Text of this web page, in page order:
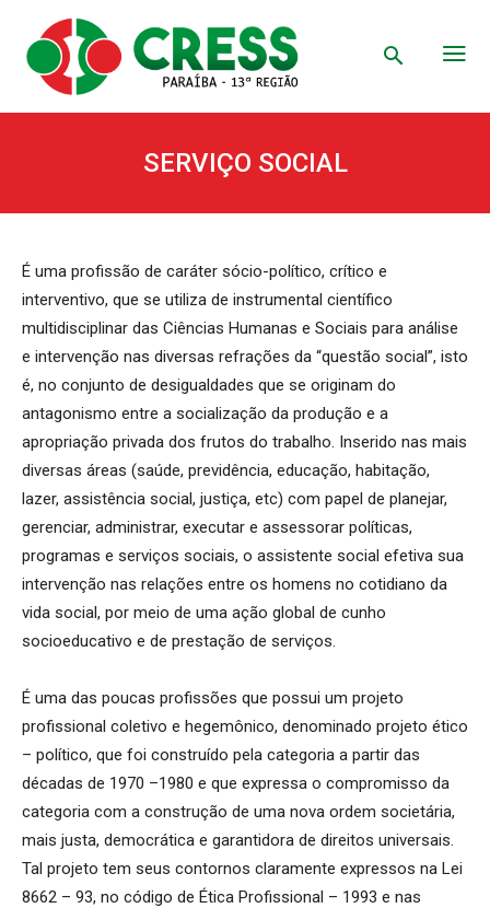
SERVIÇO SOCIAL
É uma profissão de caráter sócio-político, crítico e
interventivo, que se utiliza de instrumental científico
multidisciplinar das Ciências Humanas e Sociais para análise
e intervenção nas diversas refrações da “questão social”, isto
é, no conjunto de desigualdades que se originam do
antagonismo entre a socialização da produção e a
apropriação privada dos frutos do trabalho. Inserido nas mais
diversas áreas (saúde, previdência, educação, habitação,
lazer, assistência social, justiça, etc) com papel de planejar,
gerenciar, administrar, executar e assessorar políticas,
programas e serviços sociais, o assistente social efetiva sua
intervenção nas relações entre os homens no cotidiano da
vida social, por meio de uma ação global de cunho
socioeducativo e de prestação de serviços.
É uma das poucas profissões que possui um projeto
profissional coletivo e hegemônico, denominado projeto ético
– político, que foi construído pela categoria a partir das
décadas de 1970 –1980 e que expressa o compromisso da
categoria com a construção de uma nova ordem societária,
mais justa, democrática e garantidora de direitos universais.
Tal projeto tem seus contornos claramente expressos na Lei
8662 – 93, no código de Ética Profissional – 1993 e nas